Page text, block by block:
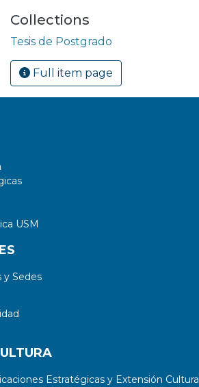
Collections
Tesis de Postgrado
Full item page
USM
Sedes
Estratégicas y Extensión Cultural